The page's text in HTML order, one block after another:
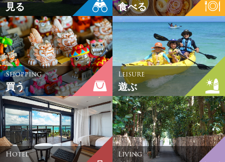
見る
食べる
Shopping
買う
Leisure
遊ぶ
Hotel
Living